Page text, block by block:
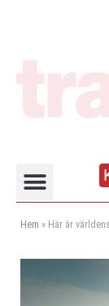
Hem » Här är